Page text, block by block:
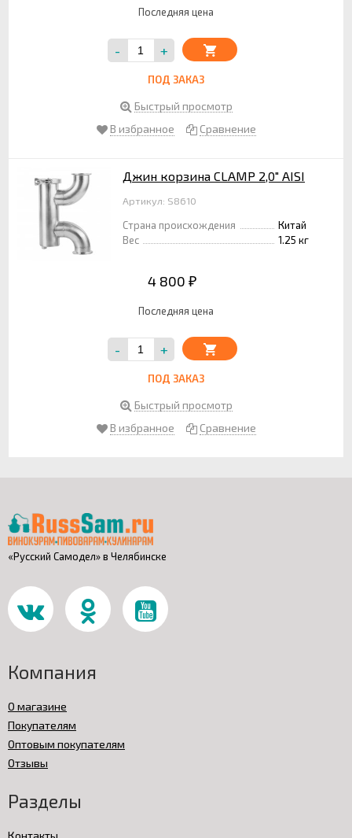
Последняя цена
- +
ПОД ЗАКАЗ
Быстрый просмотр
В избранное
Сравнение
Джин корзина CLAMP 2,0" AISI
Артикул: S8610
Страна происхождения
Китай
Вес
1.25 кг
4 800 ₽
Последняя цена
- +
ПОД ЗАКАЗ
Быстрый просмотр
В избранное
Сравнение
«Русский Самодел» в Челябинске
Компания
О магазине
Покупателям
Оптовым покупателям
Отзывы
Разделы